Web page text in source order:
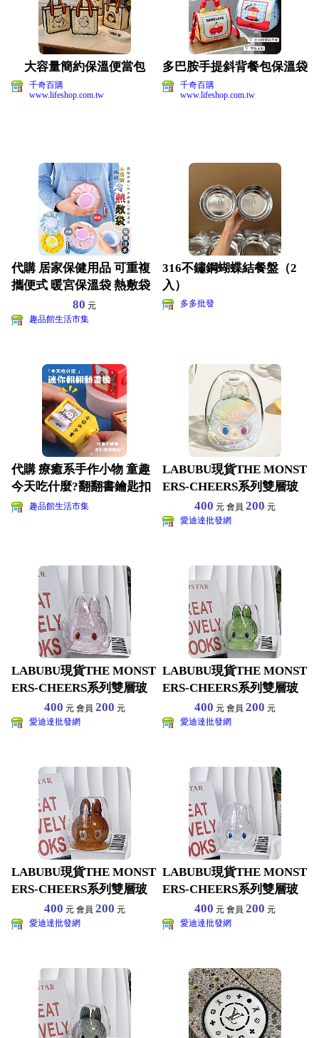
大容量簡約保溫便當包
千奇百購
www.lifeshop.com.tw
多巴胺手提斜背餐包保溫袋
千奇百購
www.lifeshop.com.tw
代購 居家保健用品 可重複
攜便式 暖宮保溫袋 熱敷袋
降溫袋 冰敷袋
80 元
趣品館生活市集
316不鏽鋼蝴蝶結餐盤（2
入）
多多批發
代購 療癒系手作小物 童趣
今天吃什麼?翻翻書鑰匙扣
選擇障礙症福音卜杯
趣品館生活市集
LABUBU現貨THE MONST
ERS-CHEERS系列雙層玻
璃杯拉400 元 會員200 元
愛迪達批發網
LABUBU現貨THE MONST
ERS-CHEERS系列雙層玻
璃杯拉400 元 會員 200 元
愛迪達批發網
LABUBU現貨THE MONST
ERS-CHEERS系列雙層玻
璃杯拉400 元 會員200 元
愛迪達批發網
LABUBU現貨THE MONST
ERS-CHEERS系列雙層玻
璃杯拉400 元 會員 200 元
愛迪達批發網
LABUBU現貨THE MONST
ERS-CHEERS系列雙層玻
璃杯拉400 元 會員200 元
愛迪達批發網